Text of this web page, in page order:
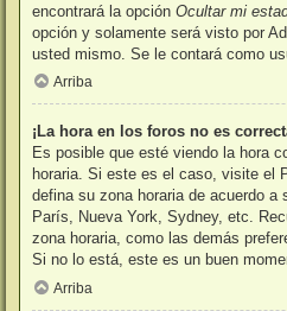
encontrará la opción Ocultar mi
opción y solamente será visto por
usted mismo. Se le contará como
Arriba
¡La hora en los foros no es
Es posible que esté viendo la hora
horaria. Si este es el caso, visite el
defina su zona horaria de acuerdo a
París, Nueva York, Sydney, etc.
zona horaria, como las demás
Si no lo está, este es un buen
Arriba